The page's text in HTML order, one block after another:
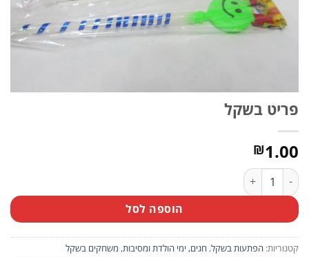
פריט בשקל
₪1.00
כמות של פריט בשקל
הוספה לסל
קטגוריות: הפתעות בשקל, חגים, ימי הולדת ומסיבות, משחקים בשקל